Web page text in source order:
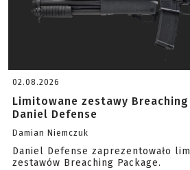
02.08.2026
Limitowane zestawy Breaching
Daniel Defense
Damian Niemczuk
Daniel Defense zaprezentowało
zestawów Breaching Package.